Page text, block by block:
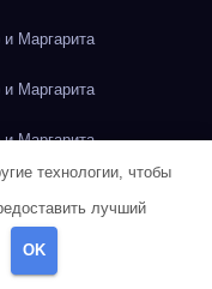
Маргарита
Маргарита
Маргарита
Маргарита
технологии, чтобы
лучший
OK